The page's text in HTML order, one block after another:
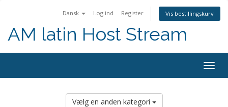
Dansk Log ind Register Vis bestillingskurv
AM latin Host Stream
Vælg en anden kategori